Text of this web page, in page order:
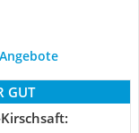
GUT